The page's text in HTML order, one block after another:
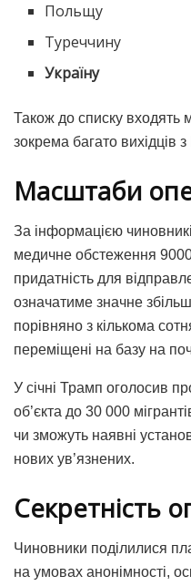
Польщу
Туреччину
Україну
Також до списку входять
зокрема багато вихідців з
Масштаби
За інформацією
медичне обстеження
придатність для
означатиме значне
порівняно з кількома
переміщені на базу на
У січні Трамп оголосив
об’єкта до 30 000
чи зможуть наявні
нових ув’язнених.
Секретність
Чиновники поділилися
на умовах анонімності,